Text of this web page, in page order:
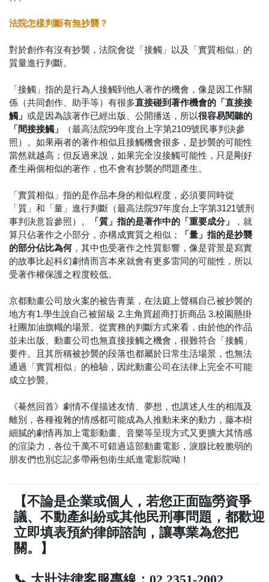
法院怎樣判斷有無抄襲？
對於創作有沒有抄襲，法院會從「接觸」以及「實質相似」的
質量進行判斷。
「接觸」指的是行為人接觸到他人著作的機會，像是因工作關
係（共同創作、助手等）有很多直接碰到著作機會的「直接接
觸」 或是因為該著作已經出版、公開播送，所以很容易閱聽的
「間接接觸」
（最高法院99年度台上字第2109號民事判決參
照）。如果兩者的著作相似且接觸機會很多，是抄襲的可能性
當然就越高；但反過來說，如果完全沒接觸可能性，只是剛好
產生兩個相似的著作，也不會有抄襲的問題產生。
「實質相似」指的是作品本身的相似程度，必須要同時從
「質」和「量」進行判斷（最高法院97年度台上字第3121號刑
事判決意旨參照）。
「質」指的是著作中的「重要成分」
，就
算只佔著作之小部分，亦構成實質之相似；
「量」指的是抄襲
的部分佔比為何，其中也受著作之性質影響，像是背景是寫實
的故事比起科幻劇情而言本來就會有更多雷同的可能性，所以
受著作權保護之程度較低。
京都動畫公司放火案的被告青葉，在法庭上聲稱自己被抄襲的
地方有1.學生說自己被留級 2.主角買超商打折商品 3.校園懸掛
社團加油旗幟的場景。從實務的判斷方式來看，由於他的作品
並未出版、動畫公司也無直接接觸之機會，很難符合「接觸」
要件。且其所稱被抄襲的段落也都屬於日常生活場景，也無法
通過「實質相似」的檢驗，因此動畫公司在法律上完全不可能
成立抄襲。
《驀然回首》劇情不僅描述友情、夢想，也講述人生的相識及
離別，各種複雜的情感都可能成為人推動未來的動力，藤本樹
細膩的劇情再加上電影動畫、音樂等呈現方式又更擴大其情感
的渲染力，各位千萬不可錯過這部動畫電影，淚腺比較脆弱的
朋友們也別忘記多帶兩包衛生紙進電影院呦！
【不論是企業或個人，若您正面臨勞資爭
議、不動產糾紛或其他民刑事問題，都歡迎
立即填表預約律師諮詢，讓專業為您把
關。】